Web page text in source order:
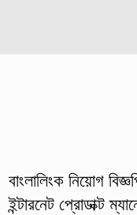
বাংলালিংক নিয়োগ
ইন্টারনেট প্রোডাক্ট